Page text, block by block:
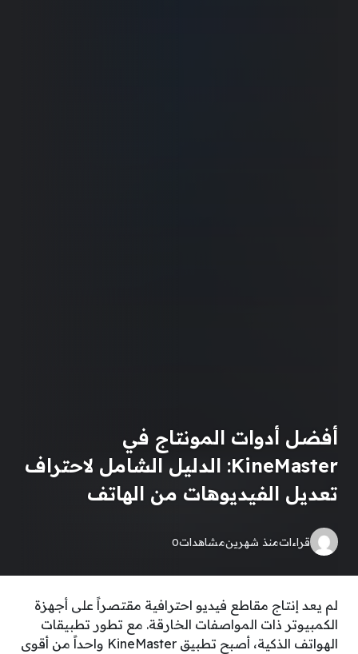
أفضل أدوات المونتاج في
KineMaster: الدليل الشامل لاحتراف
تعديل الفيديوهات من الهاتف
قراءاتمنذ شهرينمشاهدات0
لم يعد إنتاج مقاطع فيديو احترافية مقتصراً على أجهزة
الكمبيوتر ذات المواصفات الخارقة. مع تطور تطبيقات
الهواتف الذكية، أصبح تطبيق KineMaster واحداً من أقوى